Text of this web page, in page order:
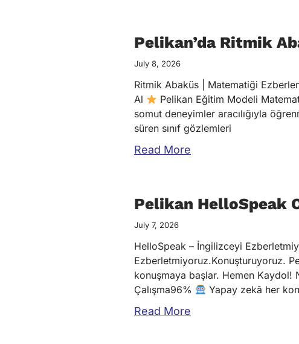
Pelikan’da Ritmik
July 8, 2026
Ritmik Abaküs | Matematiği
Al
Pelikan Eğitim Modeli
somut deneyimler aracılığıyla
süren sınıf gözlemleri
Read More
Pelikan HelloSpeak
July 7, 2026
HelloSpeak – İngilizceyi
Ezberletmiyoruz.Konuşturuyoruz.
konuşmaya başlar. Hemen Kaydol!
Çalışma96%
Yapay zekâ her
Read More